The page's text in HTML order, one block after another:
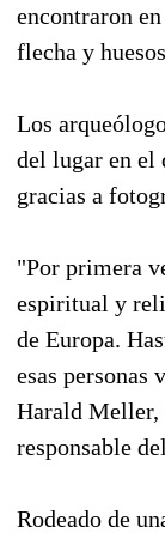
encontraron
flecha y
Los
del lugar en el
gracias a
"Por primera
espiritual y
de Europa.
esas personas
Harald Meller,
responsable
Rodeado de